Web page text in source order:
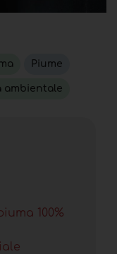
Piume
ambientale
100%